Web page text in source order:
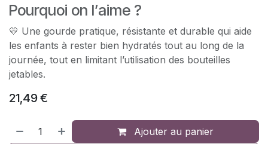
Pourquoi on l’aime ?
💛 Une gourde pratique, résistante et durable qui aide
les enfants à rester bien hydratés tout au long de la
journée, tout en limitant l’utilisation des bouteilles
jetables.
21,49€
Ajouter au panier